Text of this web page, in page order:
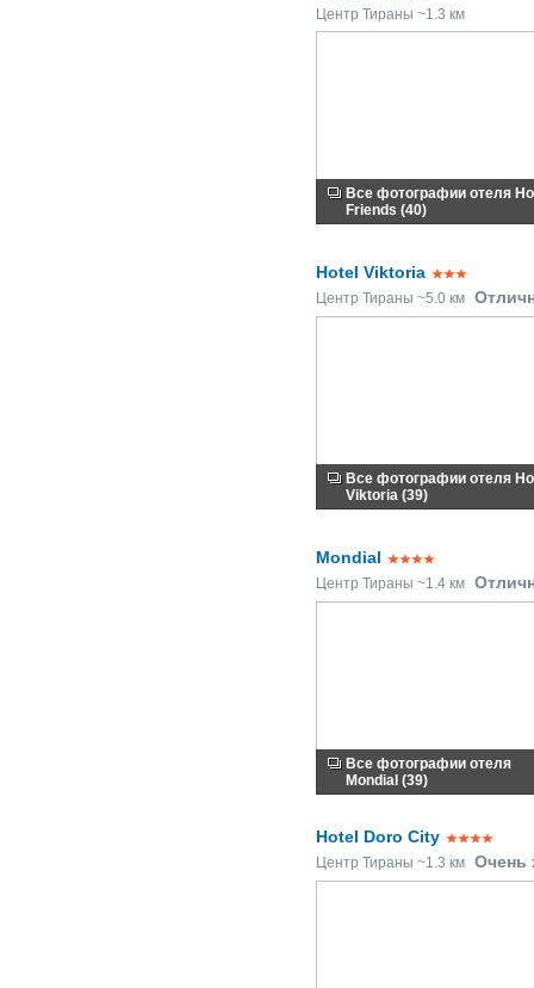
Центр Тираны ~1.3 км
Все фотографии отеля
Friends (40)
Hotel Viktoria
Центр Тираны ~5.0 км
Все фотографии отеля
Viktoria (39)
Mondial
Центр Тираны ~1.4 км
Все фотографии отеля
Mondial (39)
Hotel Doro City
Центр Тираны ~1.3 км